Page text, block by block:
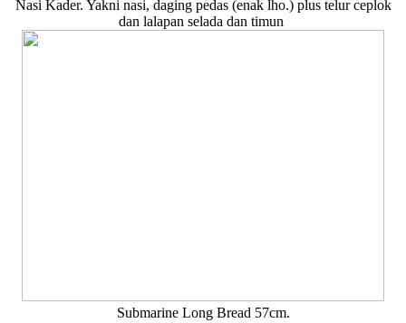
Nasi Kader. Yakni nasi, daging pedas (enak lho.) plus telur ceplok
dan lalapan selada dan timun
Submarine Long Bread 57cm.